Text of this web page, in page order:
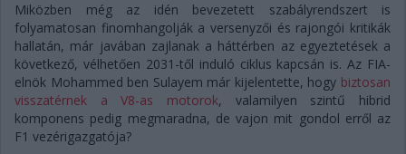
Miközben még az idén bevezetett szabályrendszert is
folyamatosan finomhangolják a versenyzői és rajongói kritikák
hallatán, már javában zajlanak a háttérben az egyeztetések a
következő, vélhetően 2031-től induló ciklus kapcsán is. Az FIA-
elnök Mohammed ben Sulayem már kijelentette, hogy biztosan
visszatérnek a V8-as motorok, valamilyen szintű hibrid
komponens pedig megmaradna, de vajon mit gondol erről az
F1 vezérigazgatója?